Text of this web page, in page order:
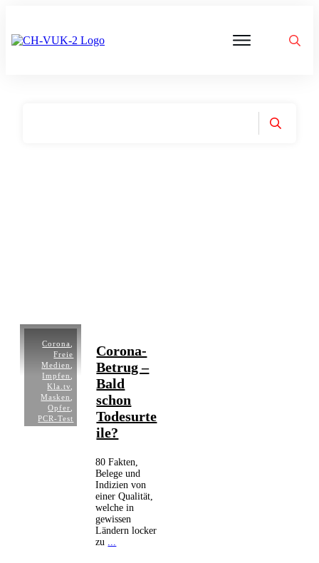
Corona
Freie
Medien
Impfen
Kla.tv
Masken
Opfer
PCR-Test
Corona-
Betrug –
Bald
schon
Todesurte
ile?
80 Fakten,
Belege und
Indizien von
einer Qualität,
welche in
gewissen
Ländern locker
zu ...